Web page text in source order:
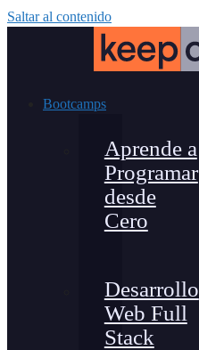
Saltar al contenido
Bootcamps
Aprende a
Programar
desde
Cero
Desarrollo
Web Full
Stack